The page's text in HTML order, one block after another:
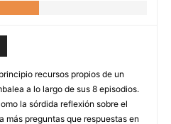
recursos propios de un
a lo largo de sus 8 episodios.
la sórdida reflexión sobre el
más preguntas que respuestas en